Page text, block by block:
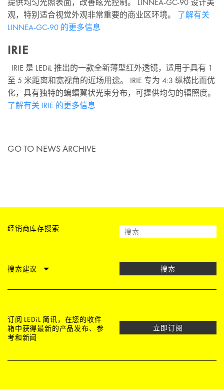
提供均匀光照表面，改善眩光控制。 LINNEA-GC-90 设计美
观，特别适合视觉外观非常重要的商业区环境。 了解有关
LINNEA-GC-90 的更多信息
IRIE
IRIE 是 LEDiL 推出的一款全新薄型红外透镜，适用于具有 1
至 5 米距离和宽视角的近场用途。 IRIE 专为 4:3 纵横比而优
化，具有独特的蝙蝠翼状光束分布，可提供均匀的辐照度。
了解有关 IRIE 的更多信息
GO TO NEWS ARCHIVE
经销商库存搜索
搜索建议 搜索
订阅 LEDiL 简讯，在您的收件
箱中获得最新的产品发布、参
考和新闻
立即订阅